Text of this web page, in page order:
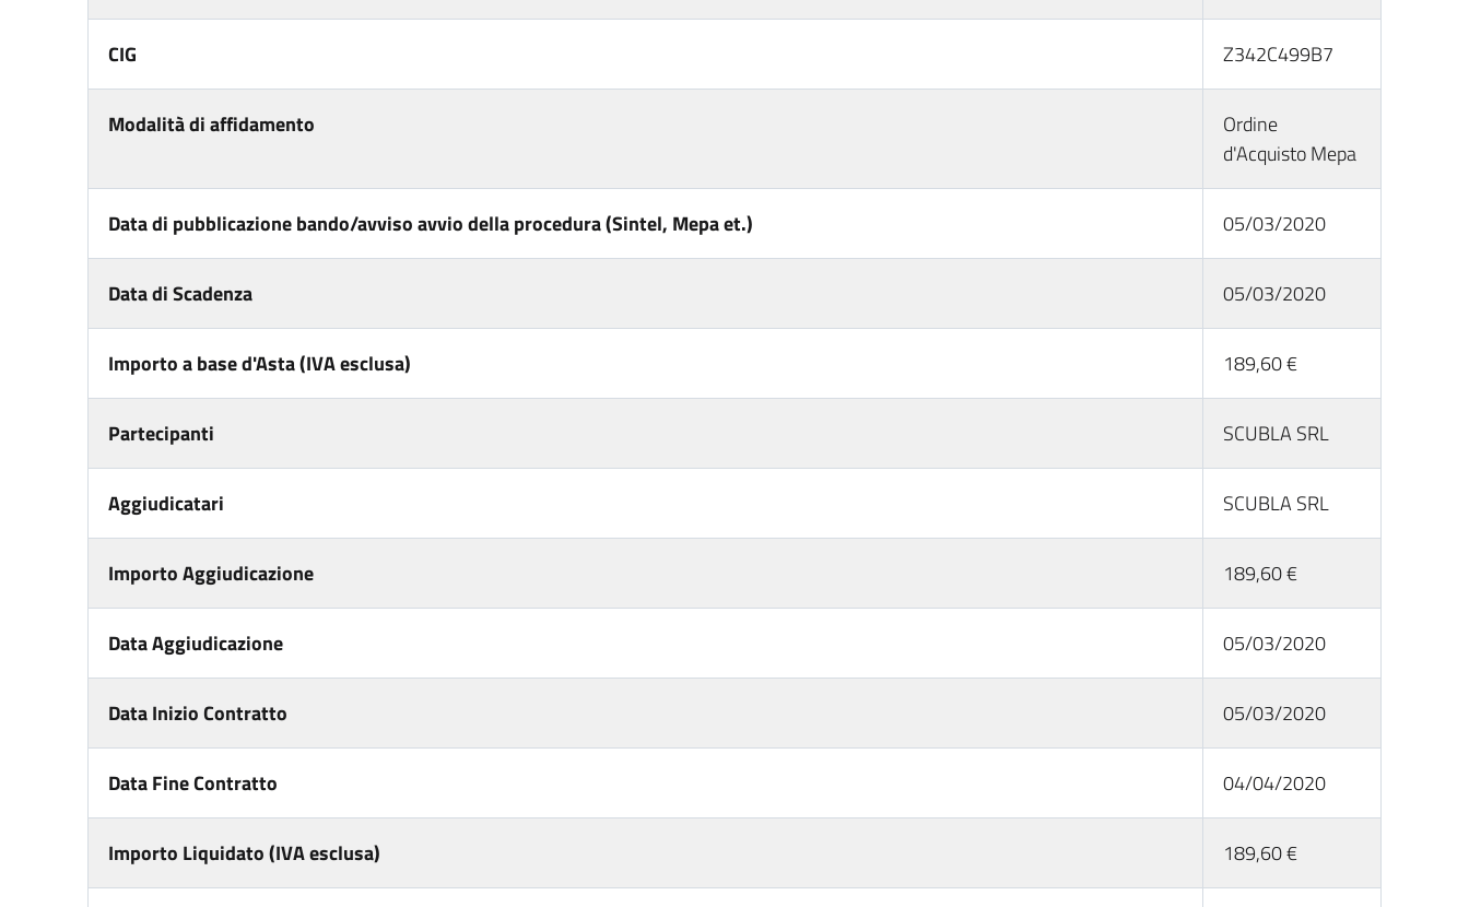
CIG Z342C499B7
Modalità di affidamento
Ordine
d'Acquisto Mepa
Data di pubblicazione bando/avviso avvio della procedura (Sintel, Mepa et.) 05/03/2020
Data di Scadenza 05/03/2020
Importo a base d'Asta (IVA esclusa) 189,60 €
Partecipanti SCUBLA SRL
Aggiudicatari SCUBLA SRL
Importo Aggiudicazione 189,60 €
Data Aggiudicazione 05/03/2020
Data Inizio Contratto 05/03/2020
Data Fine Contratto 04/04/2020
Importo Liquidato (IVA esclusa) 189,60 €